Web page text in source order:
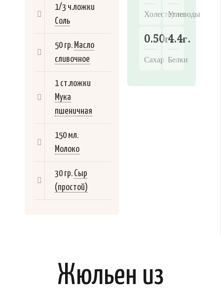
1/3 ч.ложки
Соль
50 гр. Масло
сливочное
1 ст.ложки
Мука
пшеничная
150 мл.
Молоко
30 гр. Сыр
(простой)
ХолестеринУглеводы
0.50г.
Сахар
4.4г.
Белки
Жюльен из